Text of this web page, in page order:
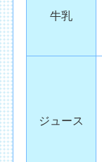
牛乳
ジュース